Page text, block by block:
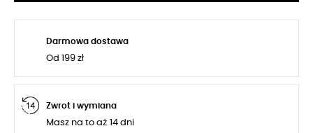
Darmowa dostawa
Od 199 zł
Zwrot i wymiana
Masz na to aż 14 dni